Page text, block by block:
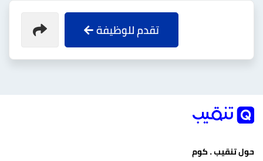
تقدم للوظيفة
حول تنقيب . كوم